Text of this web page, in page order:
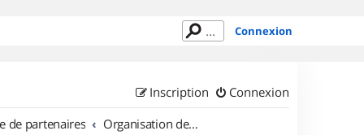
Connexion
Connexion
Inscription
de partenaires Organisation de sorties en région Rhône Alpes